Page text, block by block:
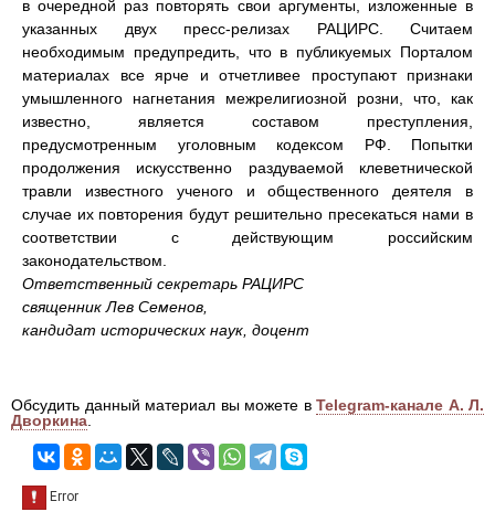
в очередной раз повторять свои аргументы, изложенные в
указанных двух пресс-релизах РАЦИРС. Считаем
необходимым предупредить, что в публикуемых Порталом
материалах все ярче и отчетливее проступают признаки
умышленного нагнетания межрелигиозной розни, что, как
известно, является составом преступления,
предусмотренным уголовным кодексом РФ. Попытки
продолжения искусственно раздуваемой клеветнической
травли известного ученого и общественного деятеля в
случае их повторения будут решительно пресекаться нами в
соответствии с действующим российским
законодательством.
Ответственный секретарь РАЦИРС
священник Лев Семенов,
кандидат исторических наук, доцент
Обсудить данный материал вы можете в Telegram-канале А. Л.
Дворкина